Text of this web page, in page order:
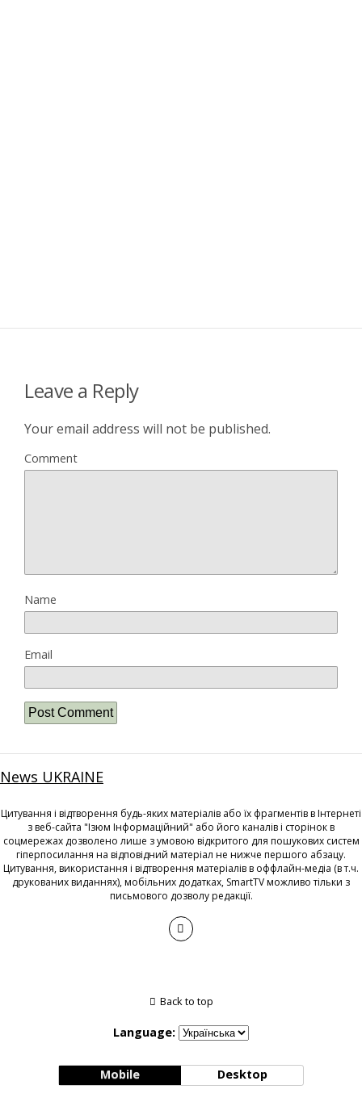
Leave a Reply
Your email address will not be published.
Comment
Name
Email
News UKRAINE
Цитування і відтворення будь-яких матеріалів або їх фрагментів в Інтернеті
з веб-сайта "Ізюм Інформаційний" або його каналів і сторінок в
соцмережах дозволено лише з умовою відкритого для пошукових систем
гіперпосилання на відповідний матеріал не нижче першого абзацу.
Цитування, використання і відтворення матеріалів в оффлайн-медіа (в т.ч.
друкованих виданнях), мобільних додатках, SmartTV можливо тільки з
письмового дозволу редакції.
Back to top
Language:
Mobile Desktop